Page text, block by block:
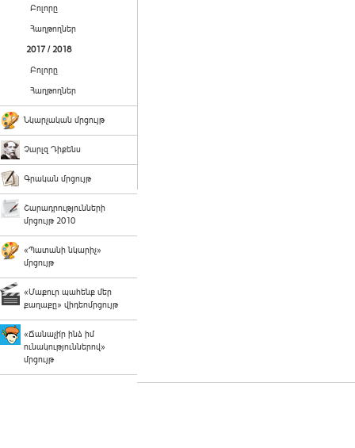
Բոլորը
Հաղթողներ
2017 / 2018
Բոլորը
Հաղթողներ
Նկարչական մրցույթ
Չարլզ Դիքենս
Գրական մրցույթ
Շարադրությունների
մրցույթ 2010
«Պատանի նկարիչ»
մրցույթ
«Մաքուր պահենք մեր
քաղաքը» վիդեոմրցույթ
«Ճանաչի՛ր ինձ իմ
ունակություններով»
մրցույթ